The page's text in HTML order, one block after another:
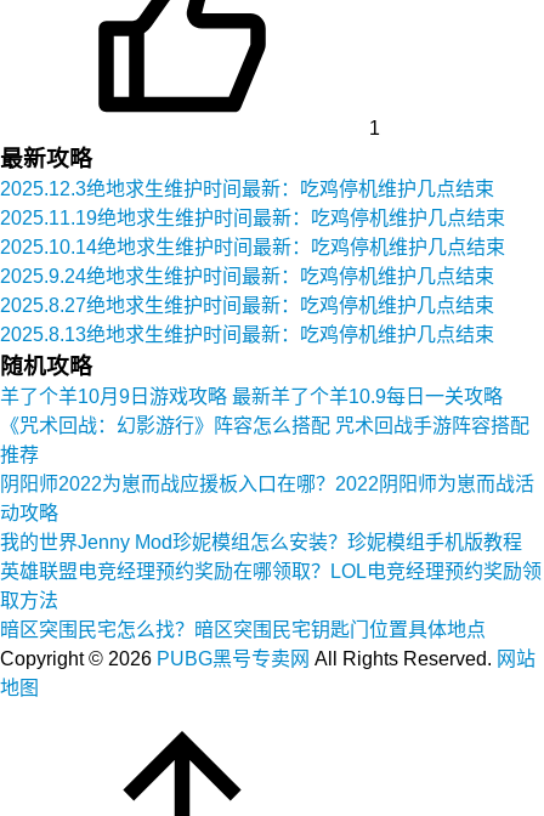
1
最新攻略
2025.12.3绝地求生维护时间最新：吃鸡停机维护几点结束
2025.11.19绝地求生维护时间最新：吃鸡停机维护几点结束
2025.10.14绝地求生维护时间最新：吃鸡停机维护几点结束
2025.9.24绝地求生维护时间最新：吃鸡停机维护几点结束
2025.8.27绝地求生维护时间最新：吃鸡停机维护几点结束
2025.8.13绝地求生维护时间最新：吃鸡停机维护几点结束
随机攻略
羊了个羊10月9日游戏攻略 最新羊了个羊10.9每日一关攻略
《咒术回战：幻影游行》阵容怎么搭配 咒术回战手游阵容搭配
推荐
阴阳师2022为崽而战应援板入口在哪？2022阴阳师为崽而战活
动攻略
我的世界Jenny Mod珍妮模组怎么安装？珍妮模组手机版教程
英雄联盟电竞经理预约奖励在哪领取？LOL电竞经理预约奖励领
取方法
暗区突围民宅怎么找？暗区突围民宅钥匙门位置具体地点
Copyright © 2026 PUBG黑号专卖网 All Rights Reserved. 网站
地图